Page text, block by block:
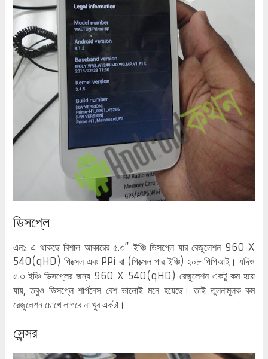
ডিসপ্লে
এন১ এ থাকছে বিশাল আকারের ৫.৩” ইঞ্চি ডিসপ্লে যার রেজুলেশন 960 X
540(qHD) পিক্সেল এবং PPi বা (পিক্সেল পার ইঞ্চি) ২০৮ পিপিআই। যদিও
৫.৩ ইঞ্চি ডিসপ্লের জন্য 960 X 540(qHD) রেজুলেশন একটু কম হয়ে
যায়, তবুও ডিসপ্লে শার্পনেস বেশ ভালোই মনে হয়েছে। তাই তুলনামূলক কম
রেজুলেশন চোখে লাগবে না খুব একটা।
সেন্সর